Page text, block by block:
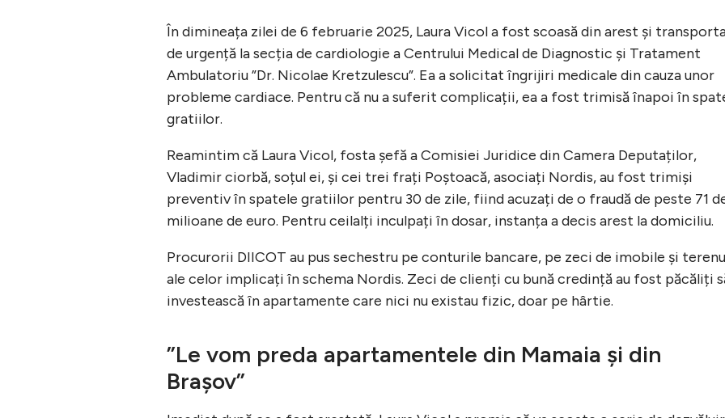
În dimineața zilei de 6 februarie 2025, Laura Vicol a fost scoasă din arest și
de urgență la secția de cardiologie a Centrului Medical de Diagnostic și Tratament
Ambulatoriu ”Dr. Nicolae Kretzulescu”. Ea a solicitat îngrijiri medicale din cauza unor
probleme cardiace. Pentru că nu a suferit complicații, ea a fost trimisă înapoi în
gratiilor.
Reamintim că Laura Vicol, fosta șefă a Comisiei Juridice din Camera Deputaților,
Vladimir ciorbă, soțul ei, și cei trei frați Poștoacă, asociați Nordis, au fost trimiși
preventiv în spatele gratiilor pentru 30 de zile, fiind acuzați de o fraudă de peste 71
milioane de euro. Pentru ceilalți inculpați în dosar, instanța a decis arest la domiciliu.
Procurorii DIICOT au pus sechestru pe conturile bancare, pe zeci de imobile și
ale celor implicați în schema Nordis. Zeci de clienți cu bună credință au fost păcăliți
investească în apartamente care nici nu existau fizic, doar pe hârtie.
”Le vom preda apartamentele din Mamaia și din
Brașov”